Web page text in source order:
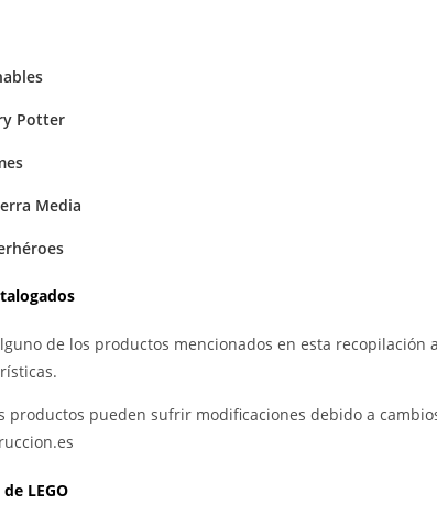
Potter
Media
de los productos mencionados en esta
productos pueden sufrir modificaciones debido a
LEGO